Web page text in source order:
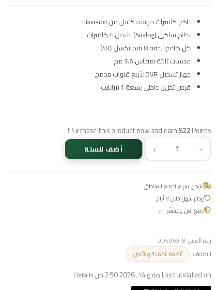
باكج كاميرات مراقبة كامل من Hikvision
نظام سلكي (Analog) يشمل 4 كاميرات
كل كاميرا بدقة 8 ميجابكسل (4K)
عدسات ثابتة بمقاس 3.6 مم
جهاز تسجيل DVR لأربع قنوات مدمج
قرص تخزين داخلي بسعة 1 تيرابايت
Purchase this product now and earn522Points!
-
+ أضف للسلة
شحن سريع لجميع المناطق
إرجاع سهل خلال ٧ أيام
دفع آمن ومشفّر ١٠٠٪
رقم المنتج: DDED69F8
التصنيف:
أنظمة الحماية والأمان
Last updated on مايو 14, 2026 2:50 ص Details